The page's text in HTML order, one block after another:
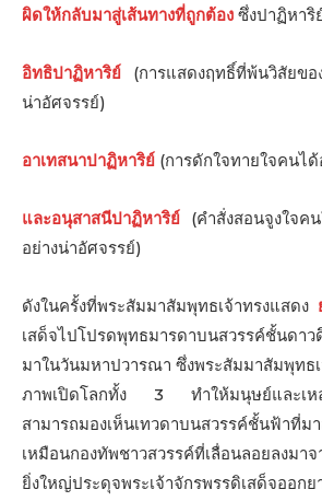
ผิดให้กลับมาสู่เส้นทางที่ถูกต้อง ซึ่งปาฏิหาริ
อิทธิปาฏิหาริย์ (การแสดงฤทธิ์ที่พ้นวิสัยข
น่าอัศจรรย์)
อาเทสนาปาฏิหาริย์ (การดักใจทายใจคนไ
และอนุสาสนีปาฏิหาริย์ (คำสั่งสอนจูงใจค
อย่างน่าอัศจรรย์)
ดังในครั้งที่พระสัมมาสัมพุทธเจ้าทรงแสดง
เสด็จไปโปรดพุทธมารดาบนสวรรค์ชั้นดา
มาในวันมหาปวารณา ซึ่งพระสัมมาสัมพุทธ
ภาพเปิดโลกทั้ง 3 ทำให้มนุษย์และเหล่
สามารถมองเห็นเทวดาบนสวรรค์ชั้นฟ้าที่
เหมือนกองทัพชาวสวรรค์ที่เลื่อนลอยลงม
ยิ่งใหญ่ประดุจพระเจ้าจักรพรรดิเสด็จออ